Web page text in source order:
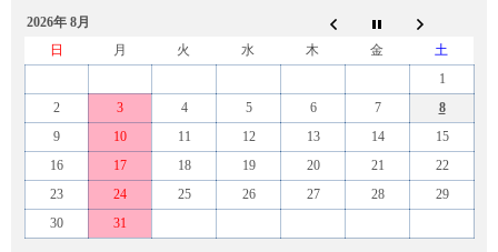
2026年 8月
日
月 火 水 木 金
土
1
2
3 4 5 6 7
8
9
10 11 12 13 14
15
16
17 18 19 20 21
22
23
24 25 26 27 28
29
30
31